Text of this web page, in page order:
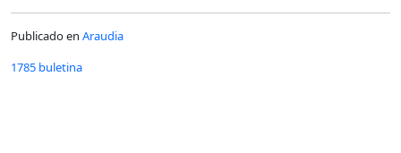
Publicado en Araudia
1785 buletina